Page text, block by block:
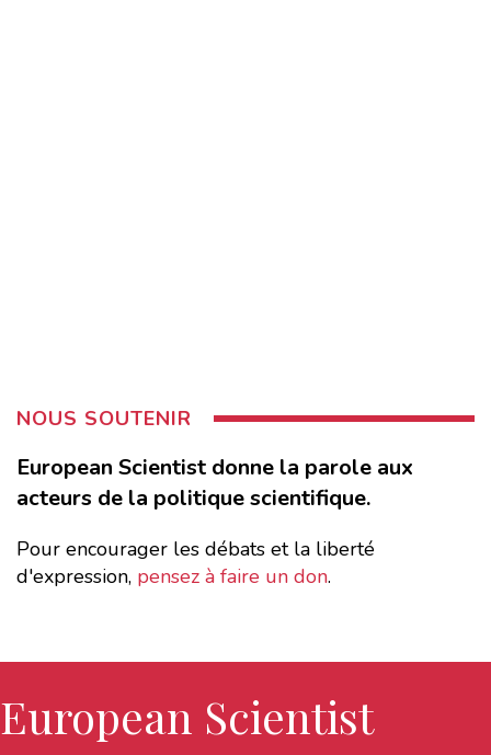
NOUS SOUTENIR
European Scientist donne la parole aux
acteurs de la politique scientifique.
Pour encourager les débats et la liberté
d'expression, pensez à faire un don.
European Scientist